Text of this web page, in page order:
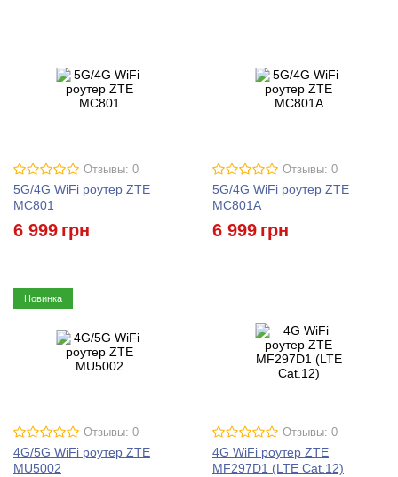
Отзывы: 0
5G/4G WiFi роутер ZTE
MC801
6 999 грн
Отзывы: 0
5G/4G WiFi роутер ZTE
MC801A
6 999 грн
Новинка
Отзывы: 0
4G/5G WiFi роутер ZTE
MU5002
Отзывы: 0
4G WiFi роутер ZTE
MF297D1 (LTE Cat.12)